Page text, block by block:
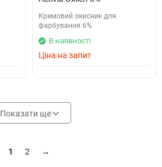
Кремовий окисник для
фарбування 6%
В наявності
Ціна на запит
Показати ще
1 2 →